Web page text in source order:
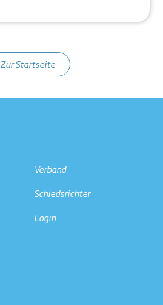
Zur Startseite
Verband
Schiedsrichter
Login